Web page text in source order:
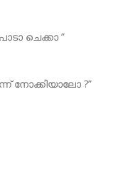
ചെക്കാ ”
നോക്കിയാലോ ?”